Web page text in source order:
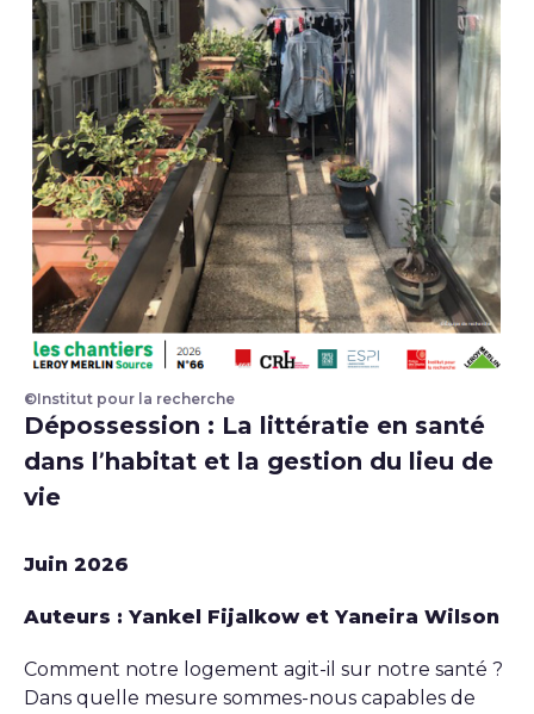
©Institut pour la recherche
Dépossession : La littératie en santé
dans l’habitat et la gestion du lieu de
vie
Juin 2026
Auteurs : Yankel Fijalkow et Yaneira Wilson
Comment notre logement agit-il sur notre santé ?
Dans quelle mesure sommes-nous capables de